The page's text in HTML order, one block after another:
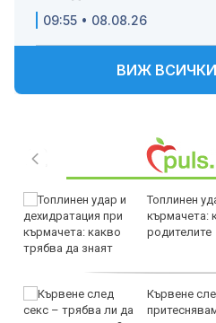
09:55 • 08.08.26
ВИЖ
Топлинен
кърмачета:
родителите
Кървене